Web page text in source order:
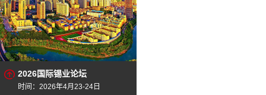
2026国际锡业论坛
时间：2026年4月23-24日